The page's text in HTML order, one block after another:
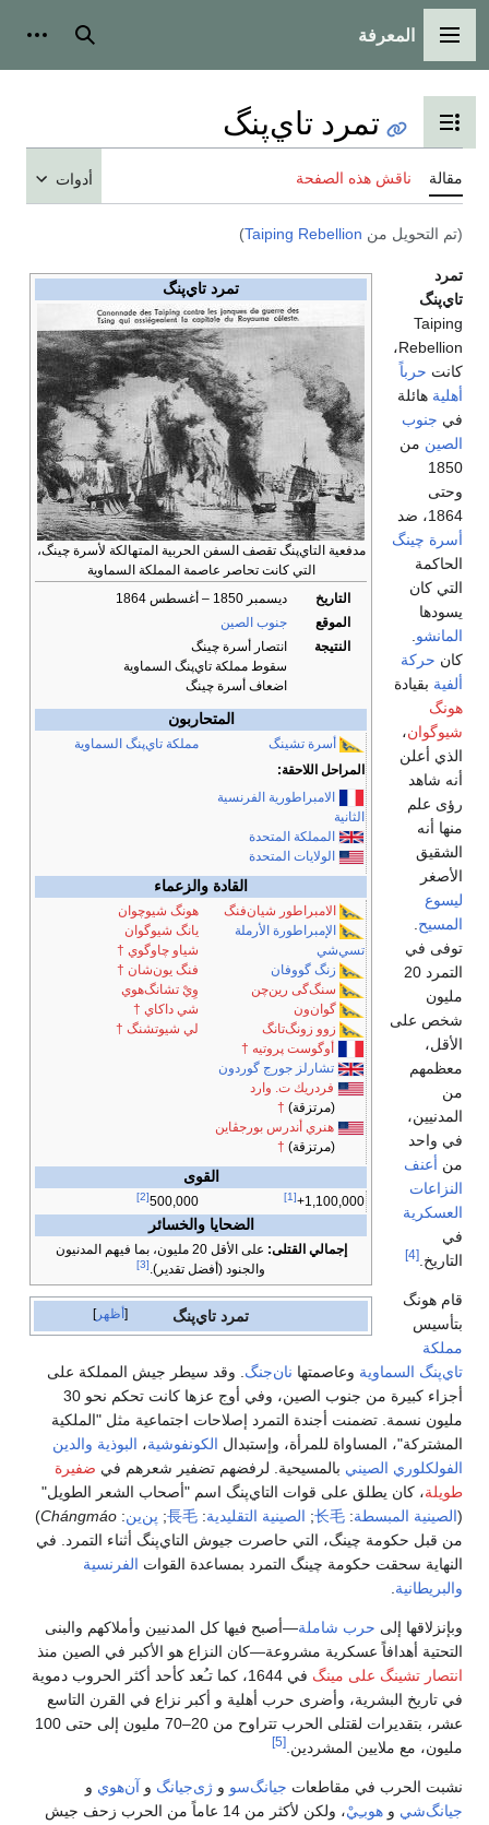
القائمة الرئيسية
المعرفة بحث
تبديل عرض جدول المحتويات
تمرد تاي‌پنگ
مقالة ناقش هذه الصفحة أدوات
(تم التحويل من Taiping Rebellion
)
تمرد تاي‌پنگ
مدفعية التاي‌پنگ تقصف السفن الحربية المتهالكة لأسرة چينگ،
التي كانت تحاصر عاصمة المملكة السماوية
التاريخ
ديسمبر 1850 – أغسطس 1864
الموقع
جنوب الصين
النتيجة
انتصار أسرة چينگ
سقوط مملكة تاي‌پنگ السماوية
اضعاف أسرة چينگ
المتحاربون
أسرة تشينگ
المراحل اللاحقة:
الامبراطورية الفرنسية
الثانية
المملكة المتحدة
الولايات المتحدة
مملكة تاي‌پنگ السماوية
القادة والزعماء
الامبراطور شيان‌فنگ
الإمبراطورة الأرملة
تسي‌شي
زنگ گووفان
سنگ‌گى رين‌چن
گوان‌ون
زوو زونگ‌تانگ
أوگوست پروتيه †
تشارلز جورج گوردون
فردريك ت. وارد
(مرتزقة) †
هنري أندرس بورجڤاين
(مرتزقة) †
هونگ شيوچوان
يانگ شيوگوان
شياو چاوگوي †
فنگ يون‌شان †
وِيْ تشانگ‌هوي
شي داكاي †
لي شيوتشنگ †
القوى
1,100,000+
[1]
500,000
[2]
الضحايا والخسائر
إجمالي القتلى:
على الأقل 20 مليون، بما فيهم المدنيون
والجنود (أفضل تقدير).[3]
أظهر تمرد تاي‌پنگ
تمرد
تاي‌پنگ
Taiping
Rebellion،
كانت حرباً
أهلية هائلة
في جنوب
الصين من
1850
وحتى
1864، ضد
أسرة چينگ
الحاكمة
التي كان
يسودها
المانشو
كان حركة
ألفية بقيادة
هونگ
شيوگوان،
الذي أعلن
أنه شاهد
رؤى علم
منها أنه
الشقيق
الأصغر
ليسوع
المسيح
توفى في
التمرد 20
مليون
شخص على
الأقل،
معظمهم
من
المدنيين،
في واحد
من أعنف
النزاعات
العسكرية
في
التاريخ. [4]
قام هونگ
بتأسيس
مملكة
تاي‌پنگ السماوية وعاصمتها نان‌جنگ . وقد سيطر جيش المملكة على
أجزاء كبيرة من جنوب الصين، وفي أوج عزها كانت تحكم نحو 30
مليون نسمة. تضمنت أجندة التمرد إصلاحات اجتماعية مثل "الملكية
المشتركة"، المساواة للمرأة، وإستبدال الكونفوشية، البوذية والدين
الفولكلوري الصيني بالمسيحية. لرفضهم تضفير شعرهم في ضفيرة
طويلة، كان يطلق على قوات التاي‌پنگ اسم "أصحاب الشعر الطويل"
(الصينية المبسطة:
长毛
; الصينية التقليدية:
長毛
; پن‌ين:
Chángmáo
)
من قبل حكومة چينگ، التي حاصرت جيوش التاي‌پنگ أثناء التمرد. في
النهاية سحقت حكومة چينگ التمرد بمساعدة القوات الفرنسية
والبريطانية
وبإنزلاقها إلى حرب شاملة—أصبح فيها كل المدنيين وأملاكهم والبنى
التحتية أهدافاً عسكرية مشروعة—كان النزاع هو الأكبر في الصين منذ
انتصار تشينگ على مينگ
في 1644، كما تـُعد كأحد أكثر الحروب دموية
في تاريخ البشرية، وأضرى حرب أهلية و أكبر نزاع في القرن التاسع
عشر، بتقديرات لقتلى الحرب تتراوح من 20–70 مليون إلى حتى 100
مليون، مع ملايين المشردين. [5]
نشبت الحرب في مقاطعات جيانگ‌سو و ژى‌جيانگ و آن‌هوي و
جيانگ‌شي و هوبـِيْ
، ولكن لأكثر من 14 عاماً من الحرب زحف جيش